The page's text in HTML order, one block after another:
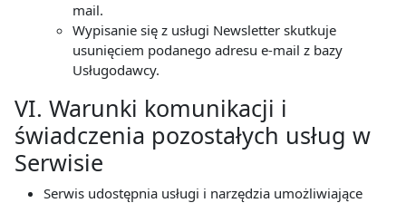
mail.
Wypisanie się z usługi Newsletter skutkuje
usunięciem podanego adresu e-mail z bazy
Usługodawcy.
VI. Warunki komunikacji i
świadczenia pozostałych usług w
Serwisie
Serwis udostępnia usługi i narzędzia umożliwiające